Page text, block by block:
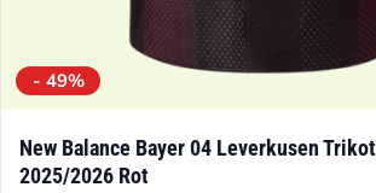
- 49%
New Balance Bayer 04 Leverkusen
2025/2026 Rot